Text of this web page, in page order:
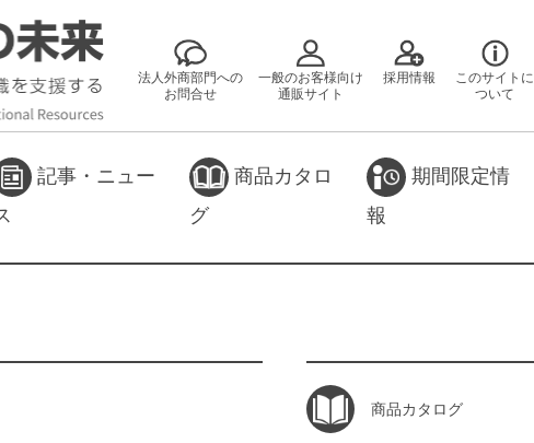
法人外商部門への
お問合せ
一般のお客様向け
通販サイト
採用情報
このサイトに
ついて
記事・ニュー
商品カタロ
グ
期間限定情
報
商品カタログ